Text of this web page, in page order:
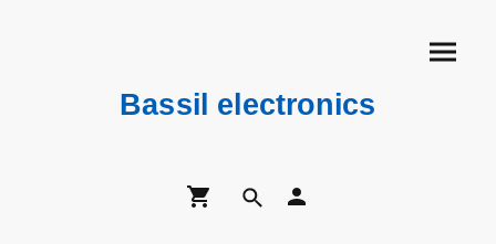
Bassil electronics